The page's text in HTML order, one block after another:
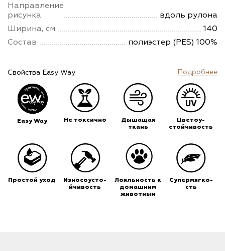
Направление
рисунка
вдоль рулона
Ширина, см
140
Состав
полиэстер (PES) 100%
Свойства Easy Way Подробнее
Easy Way Не токсично
Дышащая
ткань
Цветоу-
стойчивость
Простой уход
Износоусто-
йчивость
Лояльность к
домашним
животным
Супермягко-
сть